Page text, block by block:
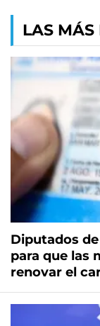
LAS MÁS
Diputados
para que las
renovar el